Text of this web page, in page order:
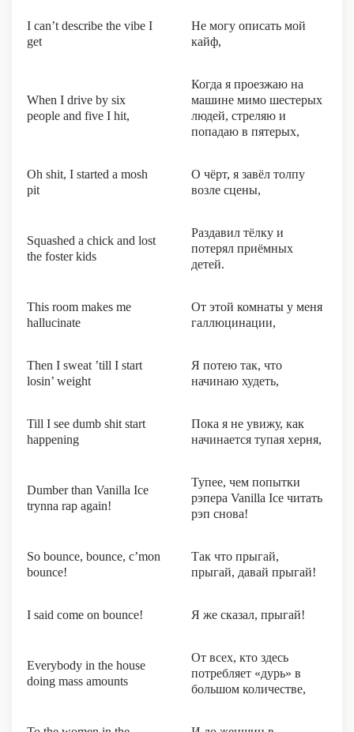
I can’t describe the vibe I
get
Не могу описать мой
кайф,
When I drive by six
people and five I hit,
Когда я проезжаю на
машине мимо шестерых
людей, стреляю и
попадаю в пятерых,
Oh shit, I started a mosh
pit
О чёрт, я завёл толпу
возле сцены,
Squashed a chick and lost
the foster kids
Раздавил тёлку и
потерял приёмных
детей.
This room makes me
hallucinate
От этой комнаты у меня
галлюцинации,
Then I sweat ’till I start
losin’ weight
Я потею так, что
начинаю худеть,
Till I see dumb shit start
happening
Пока я не увижу, как
начинается тупая херня,
Dumber than Vanilla Ice
trynna rap again!
Тупее, чем попытки
рэпера Vanilla Ice читать
рэп снова!
So bounce, bounce, c’mon
bounce!
Так что прыгай,
прыгай, давай прыгай!
I said come on bounce! Я же сказал, прыгай!
Everybody in the house
doing mass amounts
От всех, кто здесь
потребляет «дурь» в
большом количестве,